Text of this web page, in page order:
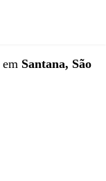
em Santana, São